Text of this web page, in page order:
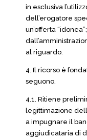
in esclusiva
dell’erogatore
un’offerta
al riguardo.
4. Il ricorso è
seguono.
4.1. Ritiene
legittimazione
a impugnare il
aggiudicataria di